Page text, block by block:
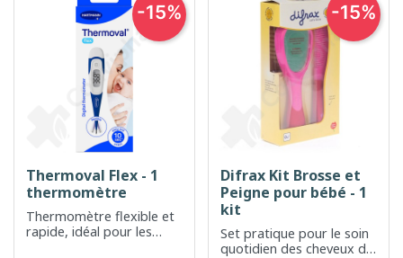
Thermoval Flex - 1
thermomètre
Thermomètre flexible et
rapide, idéal pour les
-15%
Difrax Kit Brosse et
Peigne pour bébé - 1
kit
Set pratique pour le soin
quotidien des cheveux de
-15%